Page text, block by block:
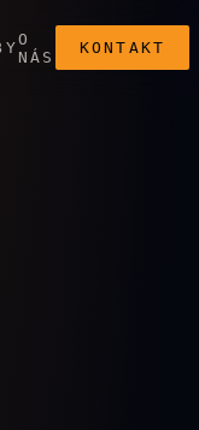
O
NÁS
KONTAKT